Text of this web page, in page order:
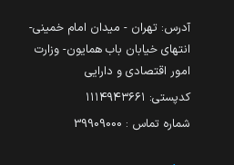
آدرس: تهران - میدان امام خمینی-
انتهای خیابان باب همایون- وزارت
امور اقتصادی و دارایی
کدپستی: ۱۱۱۴۹۴۳۶۶۱
شماره تماس : 39909000